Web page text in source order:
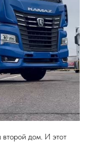
дом. И этот